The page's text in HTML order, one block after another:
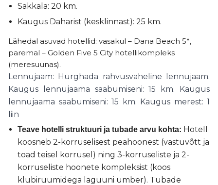
Teave hotelli struktuuri ja tubade arvu kohta: Hotell
koosneb 2-korruselisest peahoonest (vastuvõtt ja
toad teisel korrusel) ning 3-korruseliste ja 2-
korruseliste hoonete kompleksist (koos
klubiruumidega laguuni ümber). Tubade
Sakkala: 20 km.
Kaugus Daharist (kesklinnast): 25 km.
Lähedal asuvad hotellid: vasakul – Dana Beach 5*,
paremal – Golden Five 5 City hotellikompleks
(meresuunas).
Lennujaam: Hurghada rahvusvaheline lennujaam.
Kaugus lennujaama saabumiseni: 15 km. Kaugus
lennujaama saabumiseni: 15 km. Kaugus merest: 1
liin